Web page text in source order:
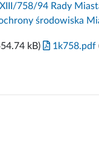
758/94 Rady
środowiska
kB) 1k758.pdf